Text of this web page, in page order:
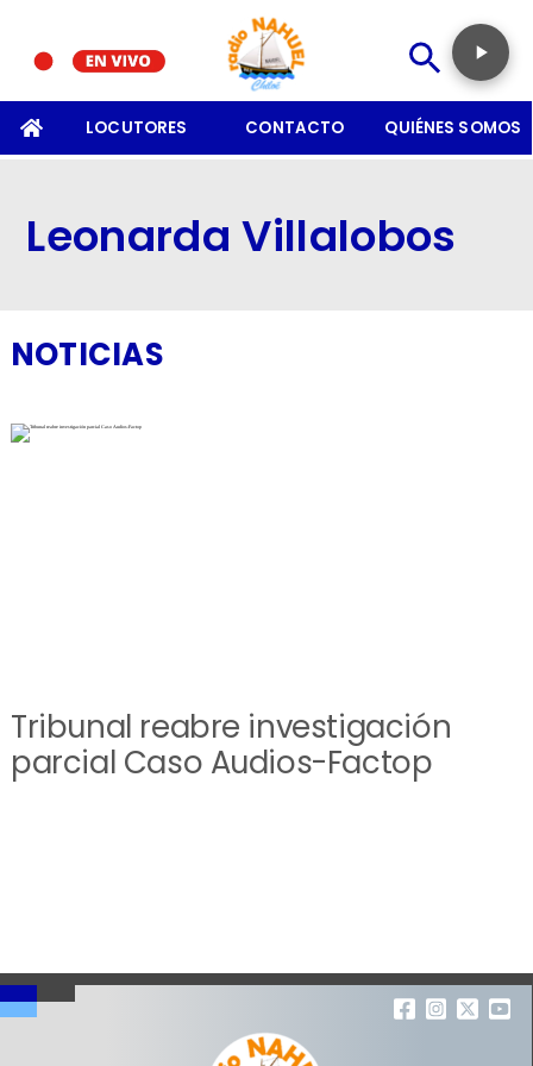
LOCUTORES CONTACTO QUIÉNES SOMOS
Leonarda Villalobos
NOTICIAS
Tribunal reabre investigación
parcial Caso Audios-Factop